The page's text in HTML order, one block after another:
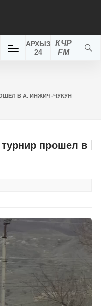
КЧР
FM
АРХЫЗ
24
В А. ИНЖИЧ-ЧУКУН
прошел в